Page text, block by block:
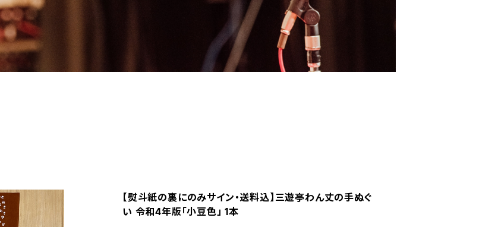
【熨斗紙の裏にのみサイン・送料込】三遊亭わん丈の手ぬぐ
い 令和4年版「小豆色」 1本